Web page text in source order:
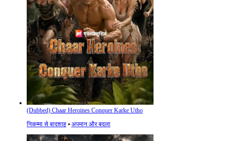
(Dubbed) Chaar Heroines Conquer Karke Utho
निकम्मा से बादशाह ⦁ अपमान और बदला